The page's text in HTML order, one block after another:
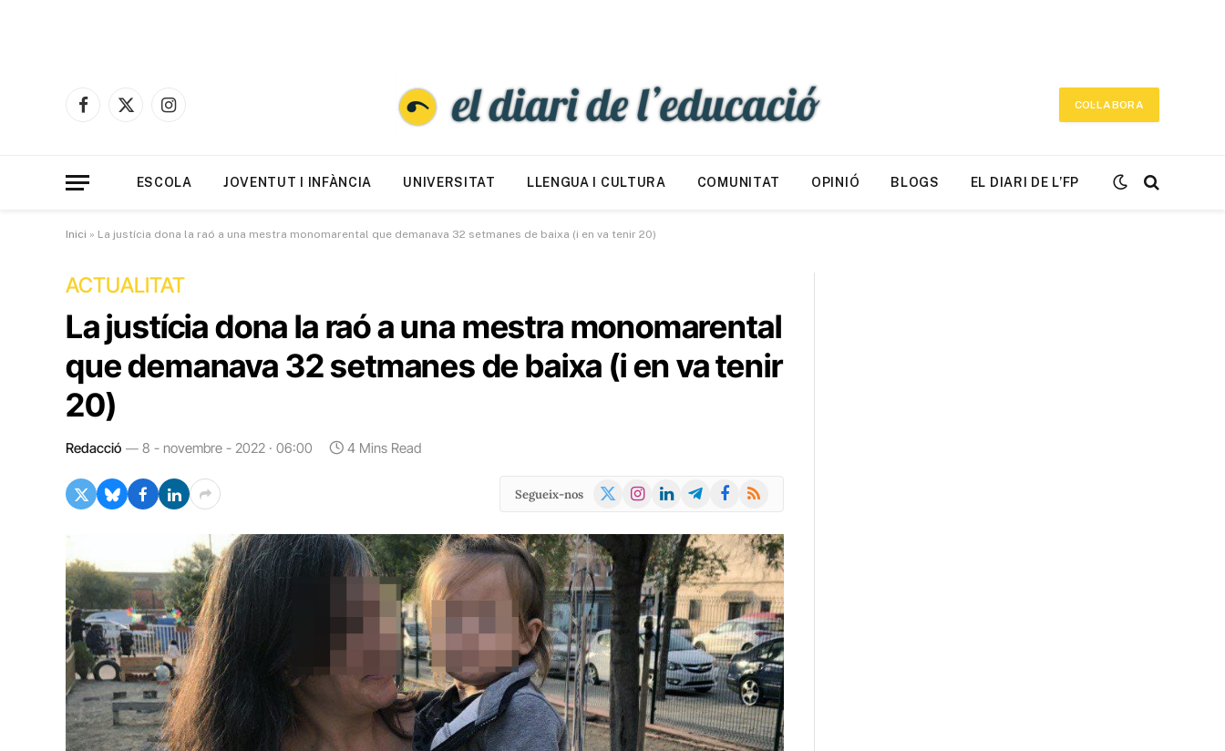
Facebook
X
Instagram
COL·LABORA
ESCOLA JOVENTUT I INFÀNCIA UNIVERSITAT LLENGUA I CULTURA COMUNITAT OPINIÓ BLOGS EL DIARI DE L’FP
Inici » La justícia dona la raó a una mestra monomarental que demanava 32 setmanes de baixa (i en va tenir 20)
ACTUALITAT
La justícia dona la raó a una mestra monomarental
que demanava 32 setmanes de baixa (i en va tenir
20)
Redacció 8 - novembre - 2022 · 06:00 4 Mins Read
Segueix-nos
X
Instagram
LinkedInTelegramFacebook
RSS